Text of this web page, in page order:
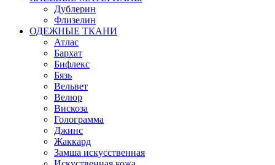
Дублерин
Флизелин
ОДЕЖНЫЕ ТКАНИ
Атлас
Бархат
Бифлекс
Бязь
Вельвет
Велюр
Вискоза
Голограмма
Джинс
Жаккард
Замша искусственная